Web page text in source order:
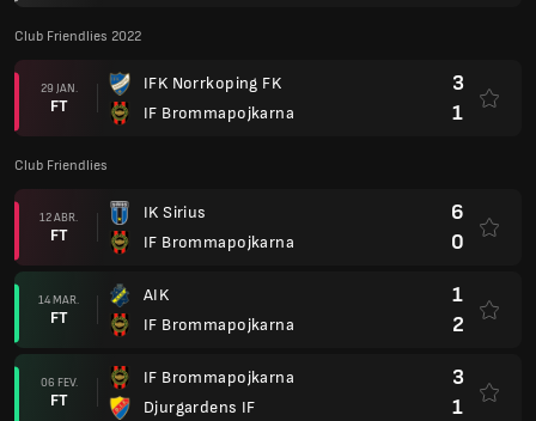
Club Friendlies 2022
29 JAN.
FT
IFK Norrkoping FK
IF Brommapojkarna
3
1
Club Friendlies
12 ABR.
FT
IK Sirius
IF Brommapojkarna
6
0
14 MAR.
FT
AIK
IF Brommapojkarna
1
2
06 FEV.
FT
IF Brommapojkarna
Djurgardens IF
3
1